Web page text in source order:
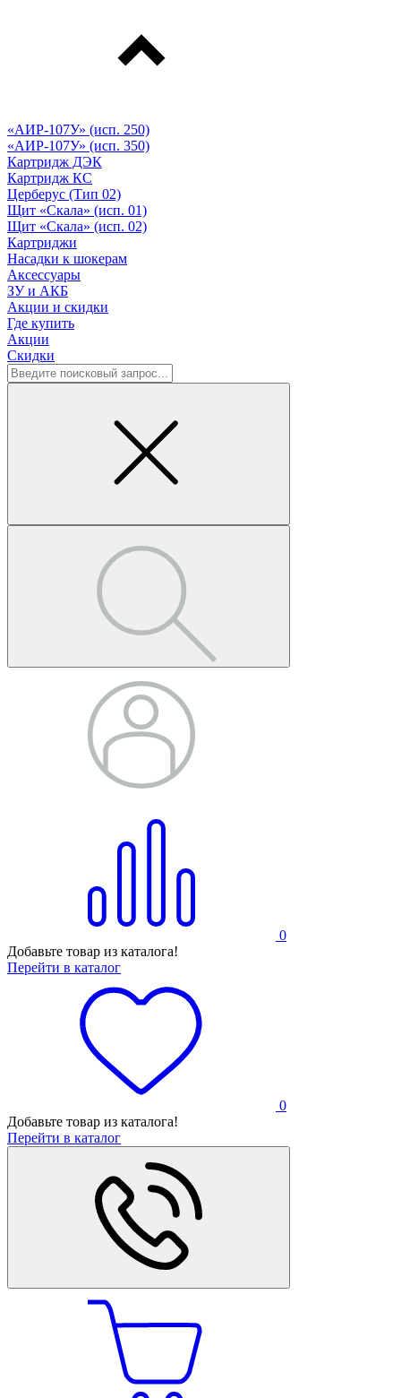
«АИР-107У» (исп. 250)
«АИР-107У» (исп. 350)
Картридж ДЭК
Картридж КС
Церберус (Тип 02)
Щит «Скала» (исп. 01)
Щит «Скала» (исп. 02)
Картриджи
Насадки к шокерам
Аксессуары
ЗУ и АКБ
Акции и скидки
Где купить
Акции
Скидки
0
Добавьте товар из каталога!
Перейти в каталог
0
Добавьте товар из каталога!
Перейти в каталог